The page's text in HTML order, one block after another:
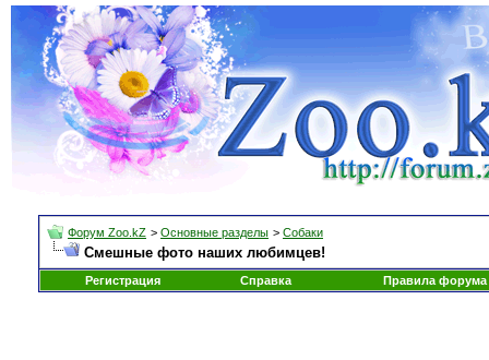
Форум Zoo.kZ > Основные разделы > Собаки
Смешные фото наших любимцев!
Регистрация Справка Правила форума